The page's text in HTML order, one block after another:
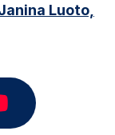
Luoto,